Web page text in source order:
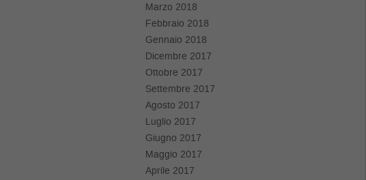
Marzo 2018
Febbraio 2018
Gennaio 2018
Dicembre 2017
Ottobre 2017
Settembre 2017
Agosto 2017
Luglio 2017
Giugno 2017
Maggio 2017
Aprile 2017